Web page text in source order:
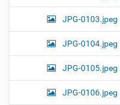
JPG-0103.jpeg
JPG-0104.jpeg
JPG-0105.jpeg
JPG-0106.jpeg